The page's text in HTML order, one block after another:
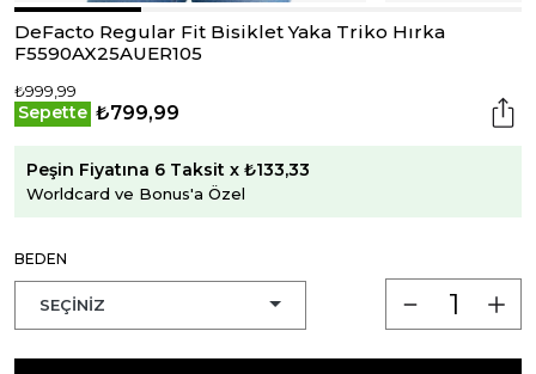
DeFacto Regular Fit Bisiklet Yaka Triko Hırka
F5590AX25AUER105
₺999,99
Sepette ₺799,99
Peşin Fiyatına 6 Taksit x ₺133,33
Worldcard ve Bonus'a Özel
BEDEN